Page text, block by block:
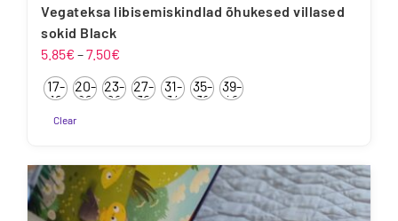
Vegateksa libisemiskindlad õhukesed villased
sokid Black
5.85€ –7.50€
5.85€
kuni
17-
19
20-
22
23-
26
27-
30
31-
34
35-
38
39-
42
Clear
tootel
on
mitu